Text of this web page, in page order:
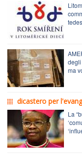
degli
ma
dicastero per
La